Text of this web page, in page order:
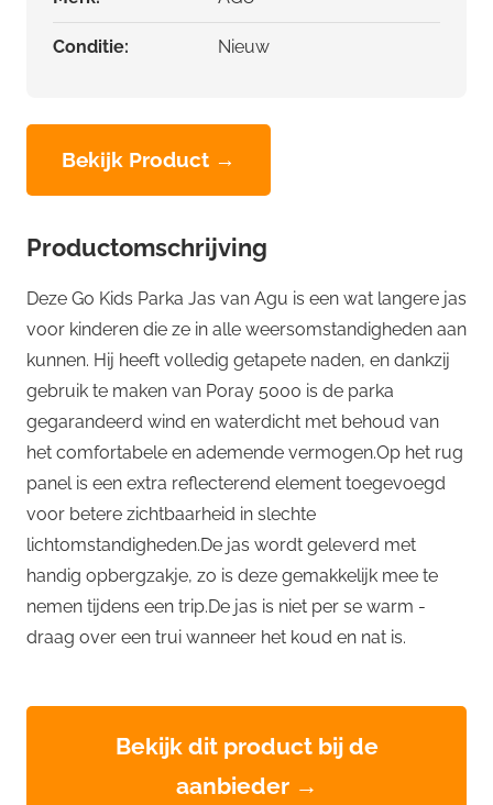
Conditie: Nieuw
Bekijk Product →
Productomschrijving
Deze Go Kids Parka Jas van Agu is een wat langere jas
voor kinderen die ze in alle weersomstandigheden aan
kunnen. Hij heeft volledig getapete naden, en dankzij
gebruik te maken van Poray 5000 is de parka
gegarandeerd wind en waterdicht met behoud van
het comfortabele en ademende vermogen.Op het rug
panel is een extra reflecterend element toegevoegd
voor betere zichtbaarheid in slechte
lichtomstandigheden.De jas wordt geleverd met
handig opbergzakje, zo is deze gemakkelijk mee te
nemen tijdens een trip.De jas is niet per se warm -
draag over een trui wanneer het koud en nat is.
Bekijk dit product bij de
aanbieder →